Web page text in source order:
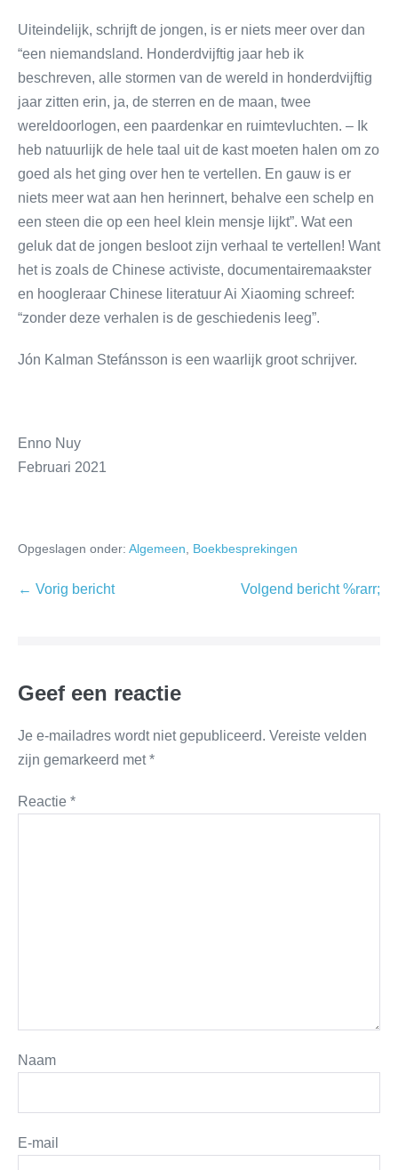
Uiteindelijk, schrijft de jongen, is er niets meer over dan
“een niemandsland. Honderdvijftig jaar heb ik
beschreven, alle stormen van de wereld in honderdvijftig
jaar zitten erin, ja, de sterren en de maan, twee
wereldoorlogen, een paardenkar en ruimtevluchten. – Ik
heb natuurlijk de hele taal uit de kast moeten halen om zo
goed als het ging over hen te vertellen. En gauw is er
niets meer wat aan hen herinnert, behalve een schelp en
een steen die op een heel klein mensje lijkt”. Wat een
geluk dat de jongen besloot zijn verhaal te vertellen! Want
het is zoals de Chinese activiste, documentairemaakster
en hoogleraar Chinese literatuur Ai Xiaoming schreef:
“zonder deze verhalen is de geschiedenis leeg”.
Jón Kalman Stefánsson is een waarlijk groot schrijver.
Enno Nuy
Februari 2021
Opgeslagen onder: Algemeen Boekbesprekingen
← Vorig bericht Volgend bericht %rarr;
Geef een reactie
Je e-mailadres wordt niet gepubliceerd. Vereiste velden
zijn gemarkeerd met*
Reactie *
Naam
E-mail